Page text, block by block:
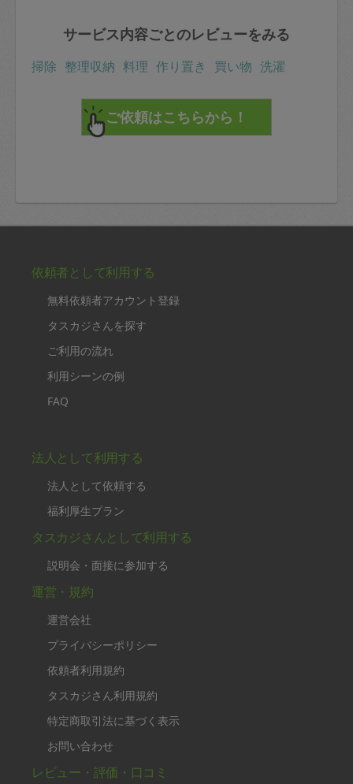
サービス内容ごとのレビューをみる
掃除 整理収納 料理 作り置き 買い物 洗濯
依頼者として利用する
無料依頼者アカウント登録
タスカジさんを探す
ご利用の流れ
利用シーンの例
FAQ
法人として利用する
法人として依頼する
福利厚生プラン
タスカジさんとして利用する
説明会・面接に参加する
運営・規約
運営会社
プライバシーポリシー
依頼者利用規約
タスカジさん利用規約
特定商取引法に基づく表示
お問い合わせ
レビュー・評価・口コミ